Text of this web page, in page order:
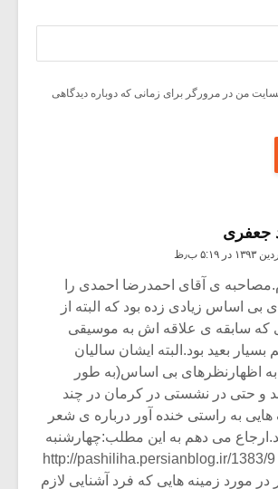
من در مرورگر برای زمانی که دوباره دیدگاهی
جعفری
ی آقای احمدرضا احمدی را
بی اساس زیادی زده بود که البته از
که سابقه ی علاقه اش به موسیقی
بسیار بعید بود.البته ایشان سالیان
اظهارنظرهای بی اساس(به طور
و حتی در نشستی در کرمان در چند
به راستی خنده آور درباره ی شعر
می دهم به این مطلب:چهارشنبه
http://pashiliha.persianblog.ir/1383/9
در مورد زمینه هایی که فرد آشنایی لازم